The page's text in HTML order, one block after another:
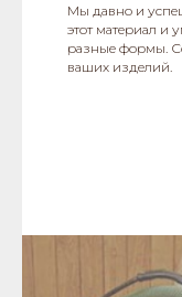
Мы давно и
этот материал и
разные формы.
ваших изделий.